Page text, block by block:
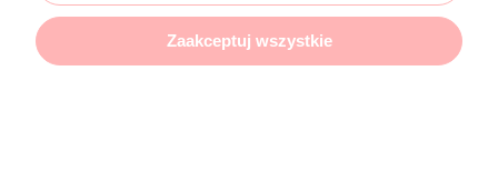
Plakat 30x40 cm Fluffy Puffy Lea
Zaakceptuj wszystkie